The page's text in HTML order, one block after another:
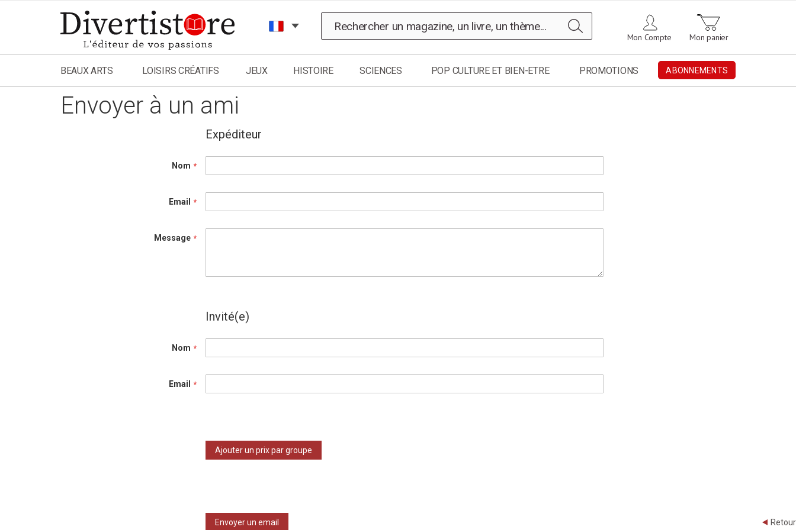
au
contenu
Mon panier
Mon Compte
BEAUX ARTS LOISIRS CRÉATIFS JEUX HISTOIRE SCIENCES POP CULTURE ET BIEN-ETRE PROMOTIONS ABONNEMENTS
Envoyer à un ami
Expéditeur
Nom
Email
Message
Invité(e)
Nom
Email
Ajouter un prix par groupe
Envoyer un email Retour